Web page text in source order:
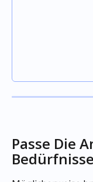
Passe Die